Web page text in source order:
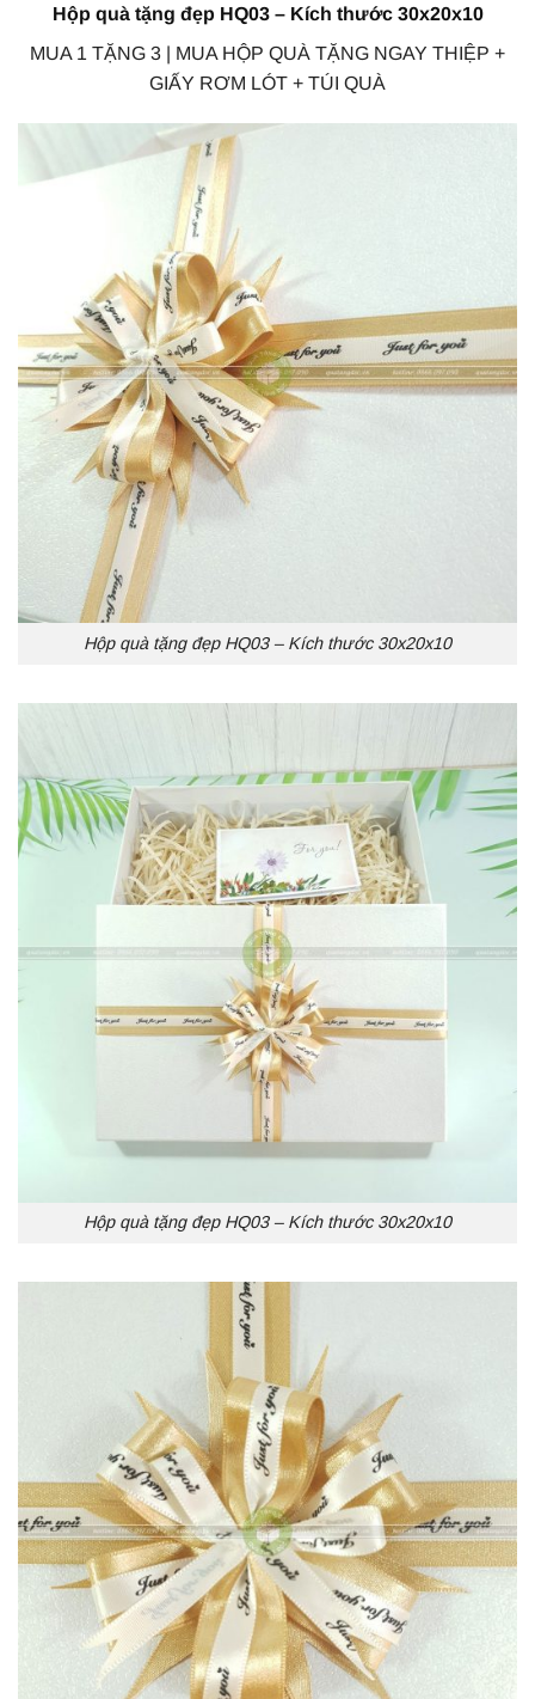
Hộp quà tặng đẹp HQ03 – Kích thước 30x20x10
MUA 1 TẶNG 3 | MUA HỘP QUÀ TẶNG NGAY THIỆP +
GIẤY RƠM LÓT + TÚI QUÀ
Hộp quà tặng đẹp HQ03 – Kích thước 30x20x10
Hộp quà tặng đẹp HQ03 – Kích thước 30x20x10